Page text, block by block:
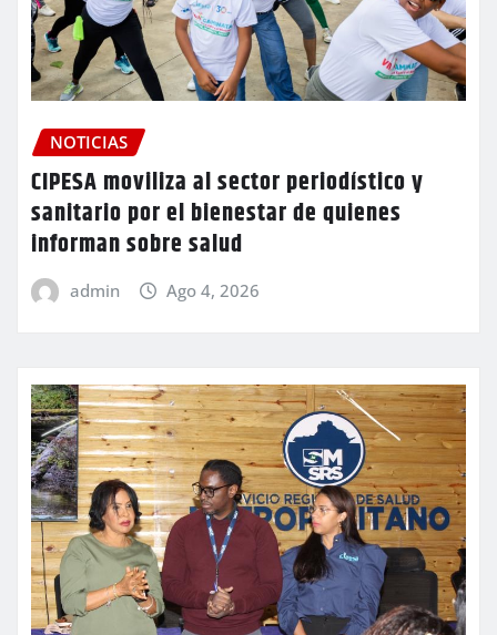
NOTICIAS
CIPESA moviliza al sector periodístico y
sanitario por el bienestar de quienes
informan sobre salud
admin Ago 4, 2026